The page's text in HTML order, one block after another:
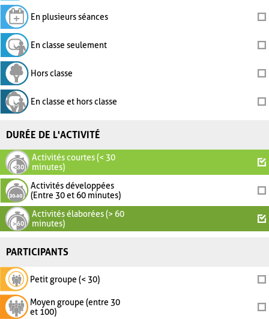
En plusieurs séances
En classe seulement
Hors classe
En classe et hors classe
DURÉE DE L'ACTIVITÉ
Activités courtes (< 30
minutes)
Activités développées
(Entre 30 et 60 minutes)
Activités élaborées (> 60
minutes)
PARTICIPANTS
Petit groupe (< 30)
Moyen groupe (entre 30
et 100)